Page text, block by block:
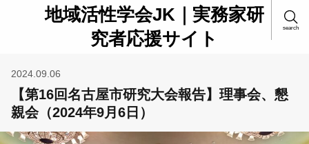
地域活性学会JK｜実務家研
究者応援サイト
search
2024.09.06
【第16回名古屋市研究大会報告】理事会、懇
親会（2024年9月6日）